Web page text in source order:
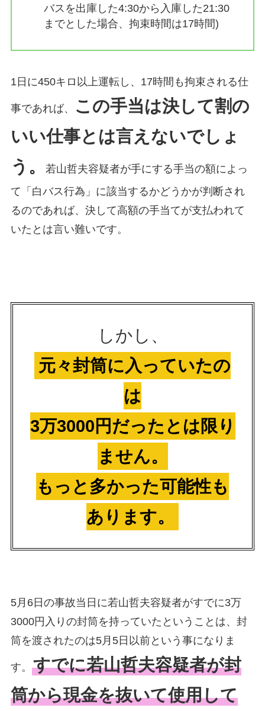
バスを出庫した4:30から入庫した21:30
までとした場合、拘束時間は17時間)
1日に450キロ以上運転し、17時間も拘束される仕
事であれば、
この手当は決して割の
いい仕事とは言えないでしょ
う。
若山哲夫容疑者が手にする手当の額によっ
て「白バス行為」に該当するかどうかが判断され
るのであれば、決して高額の手当てが支払われて
いたとは言い難いです。
しかし、
元々封筒に入っていたの
は
3万3000円だったとは限り
ません。
もっと多かった可能性も
あります。
5月6日の事故当日に若山哲夫容疑者がすでに3万
3000円入りの封筒を持っていたということは、封
筒を渡されたのは5月5日以前という事になりま
す。 すでに若山哲夫容疑者が封
筒から現金を抜いて使用して